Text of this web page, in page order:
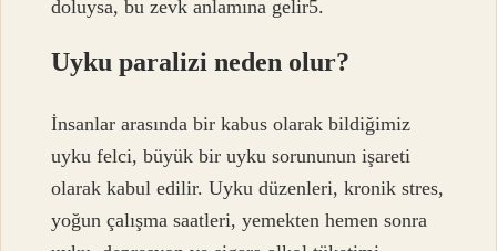
doluysa, bu zevk anlamına gelir5.
Uyku paralizi neden olur?
İnsanlar arasında bir kabus olarak bildiğimiz
uyku felci, büyük bir uyku sorununun işareti
olarak kabul edilir. Uyku düzenleri, kronik stres,
yoğun çalışma saatleri, yemekten hemen sonra